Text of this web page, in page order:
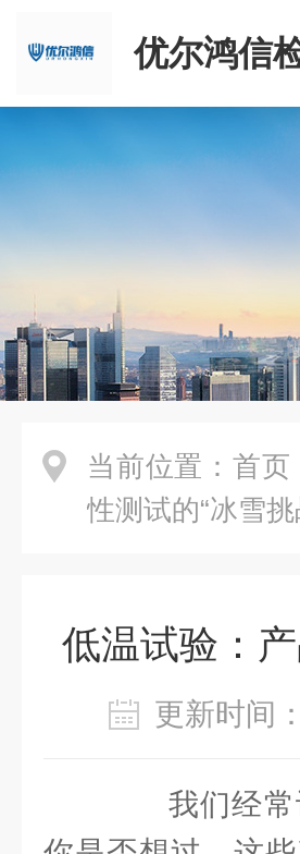
优尔鸿信
限公司
当前位置： 首页
性测试的“冰雪挑
低温试验：
更新时
我们经常